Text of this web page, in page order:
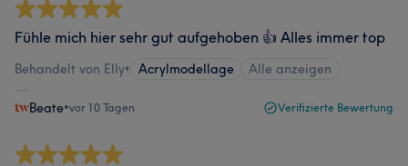
Fühle mich hier sehr gut aufgehoben 👍 Alles immer top
Behandelt von Elly• Acrylmodellage Alle anzeigen
Beate•vor 10 Tagen Verifizierte Bewertung